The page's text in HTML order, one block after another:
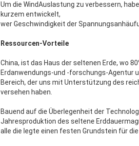
Um die WindAuslastung zu verbessern,
kurzem entwickelt,
wer Geschwindigkeit der
Ressourcen-Vorteile
China, ist das Haus der seltenen Erde, wo
Erdanwendungs-und -forschungs-Agentur
Bereich, der uns mit Unterstützung des
versehen haben.
Bauend auf die Überlegenheit der
Jahresproduktion des seltene
alle die legte einen festen Grundstein für